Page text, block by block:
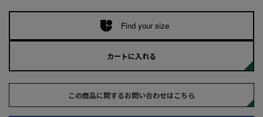
Find your size
カートに入れる
この商品に関するお問い合わせはこちら